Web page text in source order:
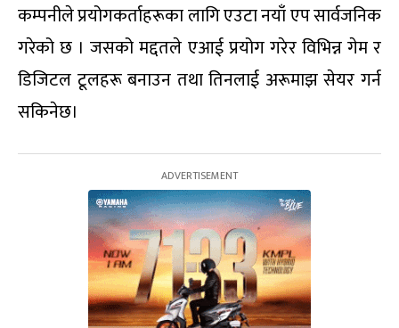
कम्पनीले प्रयोगकर्ताहरूका लागि एउटा नयाँ एप सार्वजनिक
गरेको छ । जसको मद्दतले एआई प्रयोग गरेर विभिन्न गेम र
डिजिटल टूलहरू बनाउन तथा तिनलाई अरूमाझ सेयर गर्न
सकिनेछ।